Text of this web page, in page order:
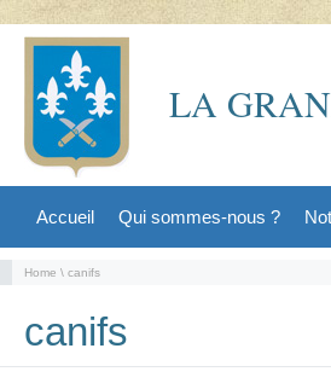
LA
Accueil Qui sommes-nous ?
Home \ canifs
canifs